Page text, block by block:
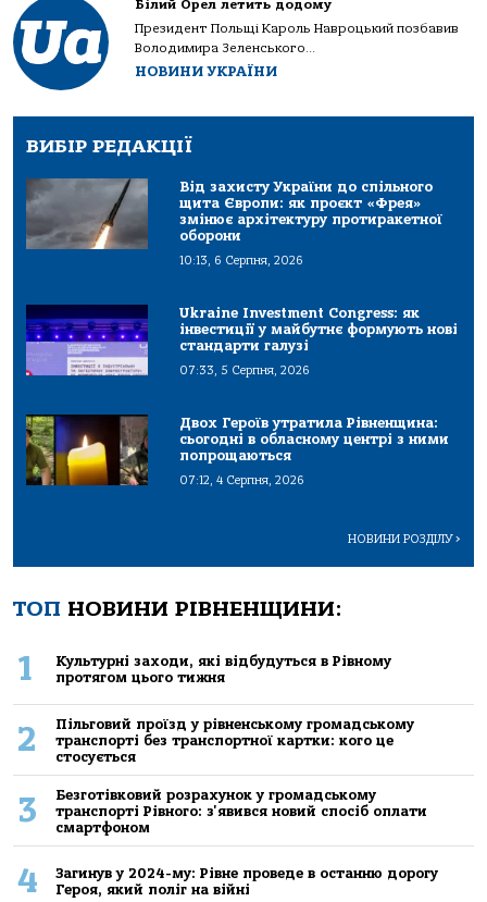
Білий Орел летить додому
Президент Польщі Кароль Навроцький позбавив
Володимира Зеленського...
НОВИНИ УКРАЇНИ
ВИБІР РЕДАКЦІЇ
Від захисту України до спільного
щита Європи: як проєкт «Фрея»
змінює архітектуру протиракетної
оборони
10:13, 6 Серпня, 2026
Ukraine Investment Congress: як
інвестиції у майбутнє формують нові
стандарти галузі
07:33, 5 Серпня, 2026
Двох Героїв утратила Рівненщина:
сьогодні в обласному центрі з ними
попрощаються
07:12, 4 Серпня, 2026
НОВИНИ РОЗДІЛУ>
ТОП НОВИНИ РІВНЕНЩИНИ:
1
Культурні заходи, які відбудуться в Рівному
протягом цього тижня
2
Пільговий проїзд у рівненському громадському
транспорті без транспортної картки: кого це
стосується
3
Безготівковий розрахунок у громадському
транспорті Рівного: з'явився новий спосіб оплати
смартфоном
4
Загинув у 2024-му: Рівне проведе в останню дорогу
Героя, який поліг на війні